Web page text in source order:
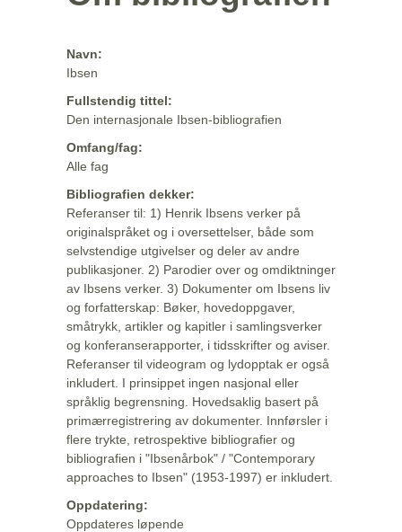
Navn:
Ibsen
Fullstendig tittel:
Den internasjonale Ibsen-bibliografien
Omfang/fag:
Alle fag
Bibliografien dekker:
Referanser til: 1) Henrik Ibsens verker på
originalspråket og i oversettelser, både som
selvstendige utgivelser og deler av andre
publikasjoner. 2) Parodier over og omdiktninger
av Ibsens verker. 3) Dokumenter om Ibsens liv
og forfatterskap: Bøker, hovedoppgaver,
småtrykk, artikler og kapitler i samlingsverker
og konferanserapporter, i tidsskrifter og aviser.
Referanser til videogram og lydopptak er også
inkludert. I prinsippet ingen nasjonal eller
språklig begrensning. Hovedsaklig basert på
primærregistrering av dokumenter. Innførsler i
flere trykte, retrospektive bibliografier og
bibliografien i "Ibsenårbok" / "Contemporary
approaches to Ibsen" (1953-1997) er inkludert.
Oppdatering:
Oppdateres løpende